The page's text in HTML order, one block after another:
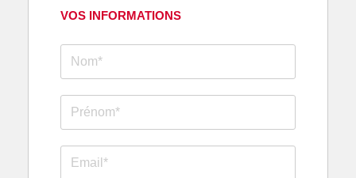
VOS INFORMATIONS